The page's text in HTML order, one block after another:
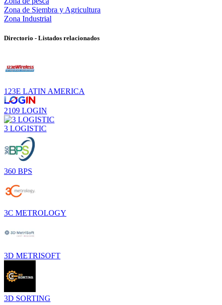
Zona de Siembra y Agricultura
Zona Industrial
Directorio - Listados relacionados
123E LATIN AMERICA
2109 LOGIN
3 LOGISTIC
360 BPS
3C METROLOGY
3D METRISOFT
3D SORTING